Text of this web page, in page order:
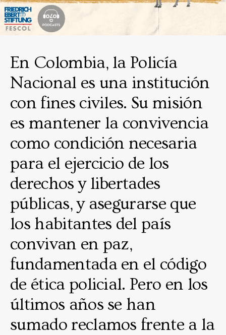
En Colombia, la Policía
Nacional es una institución
con fines civiles. Su misión
es mantener la convivencia
como condición necesaria
para el ejercicio de los
derechos y libertades
públicas, y asegurarse que
los habitantes del país
convivan en paz,
fundamentada en el código
de ética policial. Pero en los
últimos años se han
sumado reclamos frente a la